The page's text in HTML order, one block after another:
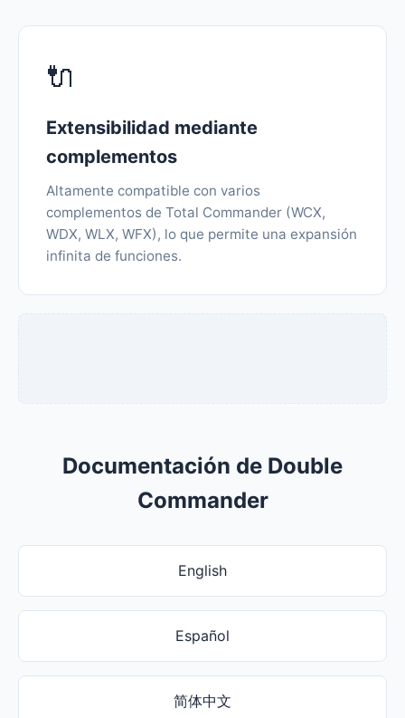
🔌
Extensibilidad mediante
complementos
Altamente compatible con varios
complementos de Total Commander (WCX,
WDX, WLX, WFX), lo que permite una expansión
infinita de funciones.
Documentación de Double
Commander
English
Español
简体中文